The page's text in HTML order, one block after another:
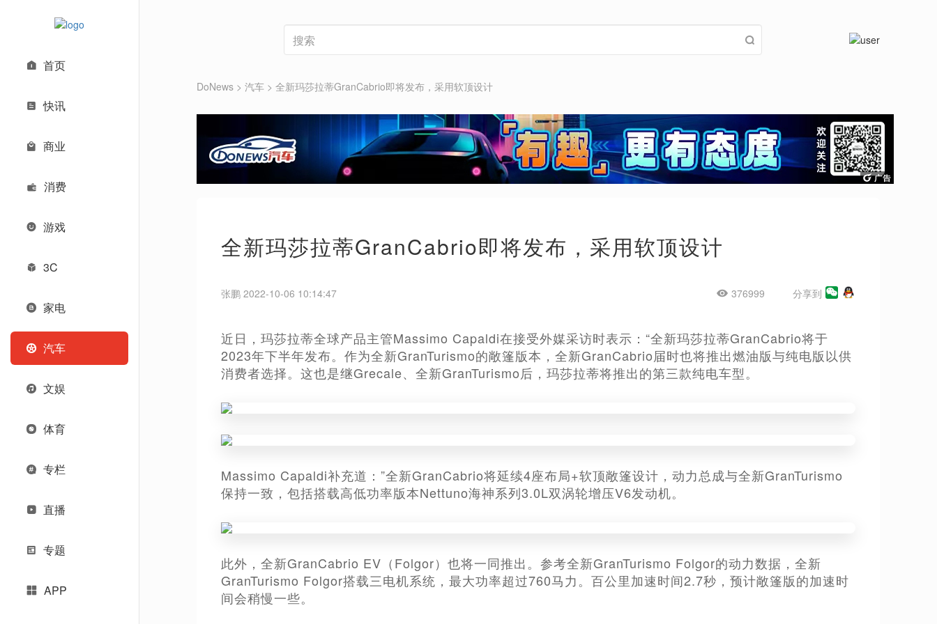
首页
快讯
商业
消费
游戏
3C
家电
汽车
文娱
体育
专栏
直播
专题
APP
DoNews > 汽车 > 全新玛莎拉蒂GranCabrio即将发布，采用软顶设计
全新玛莎拉蒂GranCabrio即将发布，采用软顶设计
张鹏 2022-10-06 10:14:47 376999 分享到
近日，玛莎拉蒂全球产品主管Massimo Capaldi在接受外媒采访时表示：“全新玛莎拉蒂GranCabrio将于
2023年下半年发布。作为全新GranTurismo的敞篷版本，全新GranCabrio届时也将推出燃油版与纯电版以供
消费者选择。这也是继Grecale、全新GranTurismo后，玛莎拉蒂将推出的第三款纯电车型。
Massimo Capaldi补充道：”全新GranCabrio将延续4座布局+软顶敞篷设计，动力总成与全新GranTurismo
保持一致，包括搭载高低功率版本Nettuno海神系列3.0L双涡轮增压V6发动机。
此外，全新GranCabrio EV（Folgor）也将一同推出。参考全新GranTurismo Folgor的动力数据，全新
GranTurismo Folgor搭载三电机系统，最大功率超过760马力。百公里加速时间2.7秒，预计敞篷版的加速时
间会稍慢一些。